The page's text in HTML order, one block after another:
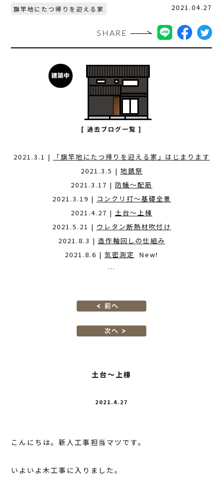
旗竿地にたつ帰りを迎える家 2021.04.27
SHARE
[ 過去ブログ一覧 ]
2021.3.1 |
「旗竿地にたつ帰りを迎える家」はじまります
2021.3.5 | 地鎮祭
2021.3.17 | 防蟻〜配筋
2021.3.19 | コンクリ打〜基礎全景
2021.4.27 | 土台〜上棟
2021.5.21 | ウレタン断熱材吹付け
2021.8.3 | 造作軸回しの仕組み
2021.8.6 | 気密測定
New!
…
土台〜上棟
2021.4.27
こんにちは。新人工事担当マツです。
いよいよ木工事に入りました。